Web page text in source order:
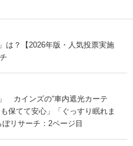
は？【2026年版・人気投票実施
カインズの“車内遮光カーテ
保てて安心」「ぐっすり眠れま
リサーチ：2ページ目